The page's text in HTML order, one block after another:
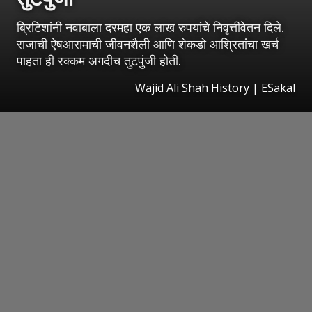
ब्रिटिशांनी नवाबाला दरमहा एक लाख रुपयांचे निवृत्तीवेतन दिले.
राजाची ऐषआरामाची जीवनशैली आणि शेकडो आश्रितांचा खर्च
पाहता ही रक्कम अगदीच तुटपुंजी होती.
Wajid Ali Shah History | ESakal